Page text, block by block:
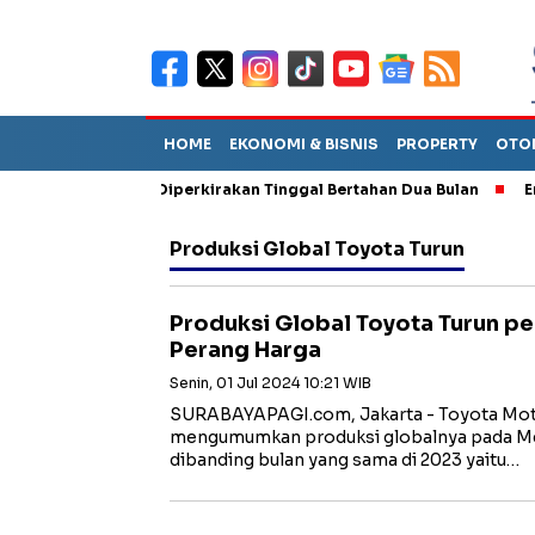
HOME EKONOMI & BISNIS PROPERTY
Sebut TPA Diperkirakan Tinggal Bertahan Dua Bulan
Produksi Global Toyota Turun
Produksi Global Toyota Turun
Perang Harga
Senin, 01 Jul 2024 10:21 WIB
SURABAYAPAGI.com, Jakarta - Toyota
mengumumkan produksi globalnya pada
dibanding bulan yang sama di 2023 yaitu…